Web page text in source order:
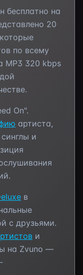
бесплатно на
20
по всему
MP3 320 kbps
On".
артиста,
и
в
с друзьями.
и
на Zvuno —